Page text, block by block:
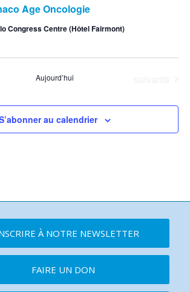
Age Oncologie
Congress Centre (Hôtel Fairmont)
Aujourd’hui
au calendrier
À NOTRE NEWSLETTER
FAIRE UN DON